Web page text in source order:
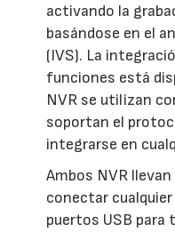
activando la
basándose en el
(IVS). La
funciones está
NVR se utilizan
soportan el
integrarse en
Ambos NVR
conectar
puertos USB para